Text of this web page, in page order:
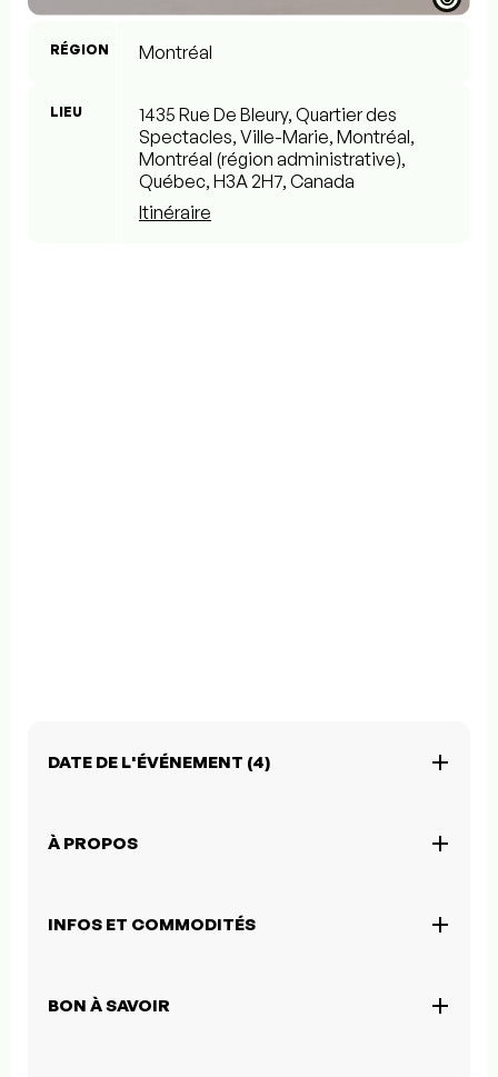
RÉGION Montréal
LIEU
1435 Rue De Bleury, Quartier des
Spectacles, Ville-Marie, Montréal,
Montréal (région administrative),
Québec, H3A 2H7, Canada
Itinéraire
DATE DE L'ÉVÉNEMENT (4)
À PROPOS
INFOS ET COMMODITÉS
BON À SAVOIR